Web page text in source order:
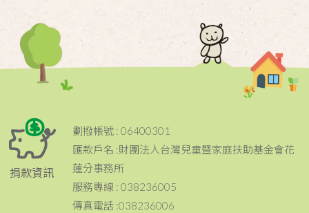
捐款資訊
劃撥帳號 : 06400301
匯款戶名 :財團法人台灣兒童暨家庭扶助基金會花
蓮分事務所
服務專線 : 038236005
傳真電話 :038236006